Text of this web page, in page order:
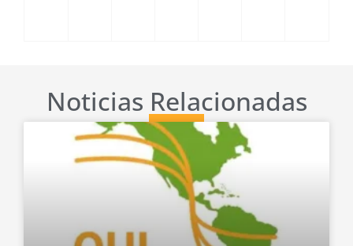
Noticias Relacionadas